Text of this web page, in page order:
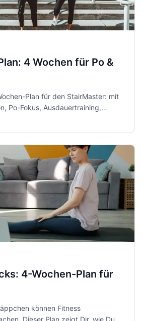
4 Wochen für Po &
Plan für den StairMaster: mit
Po-Fokus, Ausdauertraining,
4-Wochen-Plan für
können Fitness
Dieser Plan zeigt Dir, wie Du